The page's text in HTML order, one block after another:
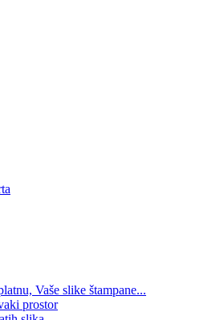
Vaše slike štampane...
prostor